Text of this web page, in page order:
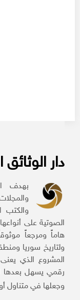
دار الوثائق
بهدف
والكتب
الصوتية على
هاماً ومرجعاً
ولتاريخ سوريا
المشروع الذي
رقمي يسهل بعدها
وجعلها في متناول